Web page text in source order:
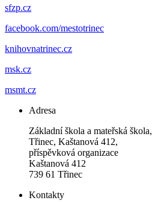
sfzp.cz
facebook.com/mestotrinec
knihovnatrinec.cz
msk.cz
msmt.cz
Adresa
Základní škola a mateřská škola,
Třinec, Kaštanová 412,
příspěvková organizace
Kaštanová 412
739 61 Třinec
Kontakty